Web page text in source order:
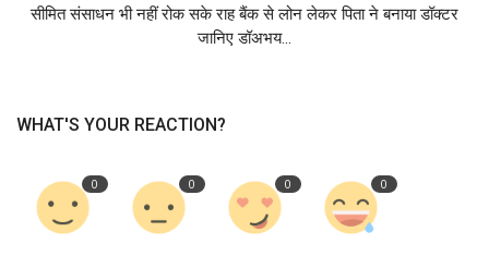
सीमित संसाधन भी नहीं रोक सके राह बैंक से लोन लेकर पिता ने बनाया डॉक्टर
जानिए डॉअभय...
WHAT'S YOUR REACTION?
0 0 0 0